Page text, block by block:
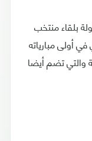
بلقاء منتخب
أولى مبارياته
والتي تضم أيضا